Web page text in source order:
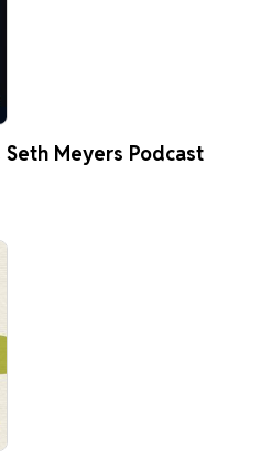
Meyers Podcast